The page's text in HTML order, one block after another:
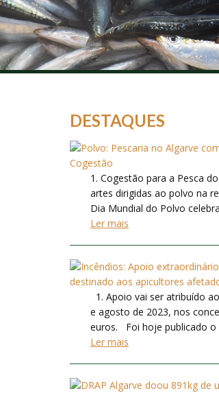
DESTAQUES
1. Cogestão para a Pesca
artes dirigidas ao polvo na
Dia Mundial do Polvo
Ler mais
1. Apoio vai ser atribuído
e agosto de 2023, nos
euros. Foi hoje publicado o
Ler mais